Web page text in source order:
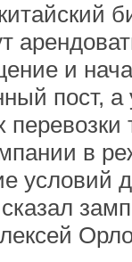
и
пост,
в
условий